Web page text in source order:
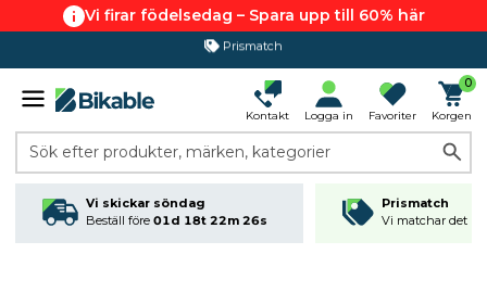
Vi firar födelsedag – Spara upp till 60% här
365 dagars öppet köp
Kontakt Logga in Favoriter
0
Korgen
Sök efter produkter, märken, kategorier
Vi skickar söndag
Beställ före 01d 18t 22m 25s
Prismatch
Vi matchar det